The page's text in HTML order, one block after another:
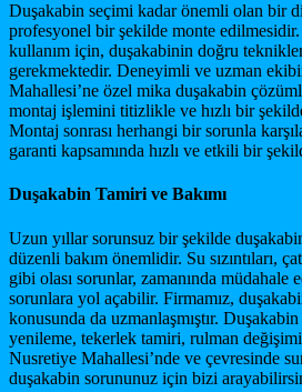
Duşakabin seçimi kadar önemli olan bir
profesyonel bir şekilde monte
kullanım için, duşakabinin doğru
gerekmektedir. Deneyimli ve uzman
Mahallesi’ne özel mika duşakabin
montaj işlemini titizlikle ve hızlı bir
Montaj sonrası herhangi bir sorunla
garanti kapsamında hızlı ve etkili bir
Duşakabin Tamiri ve Bakımı
Uzun yıllar sorunsuz bir şekilde
düzenli bakım önemlidir. Su sızıntıları,
gibi olası sorunlar, zamanında müdahale
sorunlara yol açabilir. Firmamız,
konusunda da uzmanlaşmıştır.
yenileme, tekerlek tamiri, rulman
Nusretiye Mahallesi’nde ve çevresinde
duşakabin sorununuz için bizi